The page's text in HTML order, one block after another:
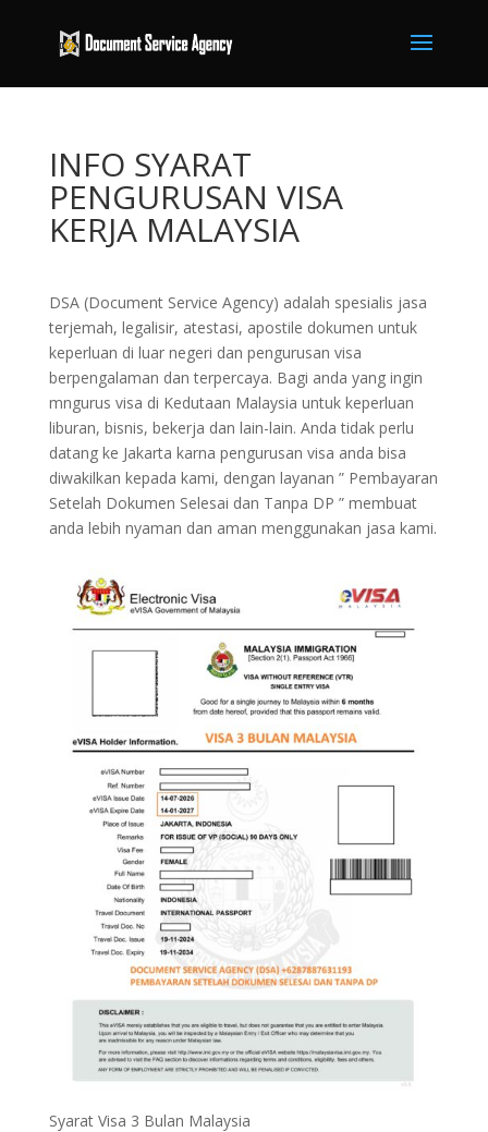
INFO SYARAT
PENGURUSAN VISA
KERJA MALAYSIA
DSA (Document Service Agency) adalah spesialis jasa
terjemah, legalisir, atestasi, apostile dokumen untuk
keperluan di luar negeri dan pengurusan visa
berpengalaman dan terpercaya. Bagi anda yang ingin
mngurus visa di Kedutaan Malaysia untuk keperluan
liburan, bisnis, bekerja dan lain-lain. Anda tidak perlu
datang ke Jakarta karna pengurusan visa anda bisa
diwakilkan kepada kami, dengan layanan ” Pembayaran
Setelah Dokumen Selesai dan Tanpa DP ” membuat
anda lebih nyaman dan aman menggunakan jasa kami.
Syarat Visa 3 Bulan Malaysia